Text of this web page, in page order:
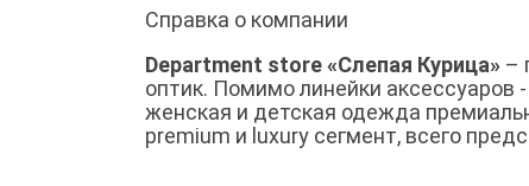
Справка о компании
Department store «‎Слепая Курица» –
оптик. Помимо линейки аксессуаров
женская и детская одежда
premium и luxury сегмент, всего